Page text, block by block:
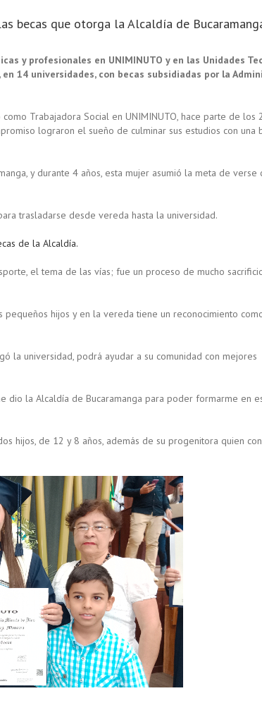
becas que otorga la Alcaldía de
y profesionales en UNIMINUTO y en las Unidades
14 universidades, con becas subsidiadas por la
Trabajadora Social en UNIMINUTO, hace parte de los
lograron el sueño de culminar sus estudios con una
y durante 4 años, esta mujer asumió la meta de verse
trasladarse desde vereda hasta la universidad.
de la Alcaldía.
el tema de las vías; fue un proceso de mucho
pequeños hijos y en la vereda tiene un reconocimiento
la universidad, podrá ayudar a su comunidad con mejores
dio la Alcaldía de Bucaramanga para poder formarme en
hijos, de 12 y 8 años, además de su progenitora quien